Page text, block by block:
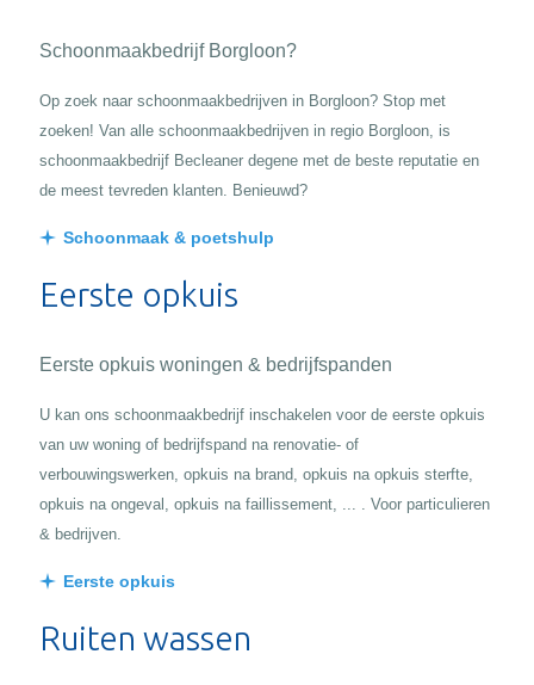
Schoonmaakbedrijf Borgloon?
Op zoek naar schoonmaakbedrijven in Borgloon? Stop met
zoeken! Van alle schoonmaakbedrijven in regio Borgloon, is
schoonmaakbedrijf Becleaner degene met de beste reputatie en
de meest tevreden klanten. Benieuwd?
Schoonmaak & poetshulp
Eerste opkuis
Eerste opkuis woningen & bedrijfspanden
U kan ons schoonmaakbedrijf inschakelen voor de eerste opkuis
van uw woning of bedrijfspand na renovatie- of
verbouwingswerken, opkuis na brand, opkuis na opkuis sterfte,
opkuis na ongeval, opkuis na faillissement, ... . Voor particulieren
& bedrijven.
Eerste opkuis
Ruiten wassen